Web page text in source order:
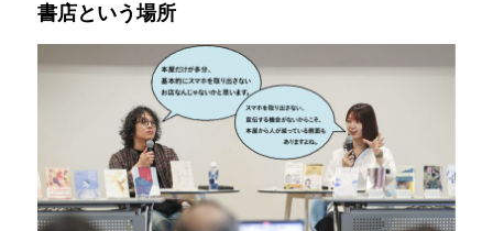
書店という場所